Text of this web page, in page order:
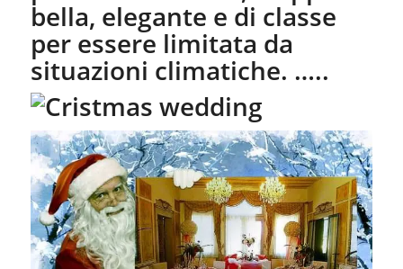
bella, elegante e di classe
per essere limitata da
situazioni climatiche. …..